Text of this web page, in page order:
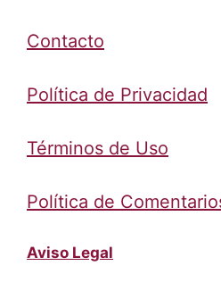
Contacto
Política de Privacidad
Términos de Uso
Política de
Aviso Legal